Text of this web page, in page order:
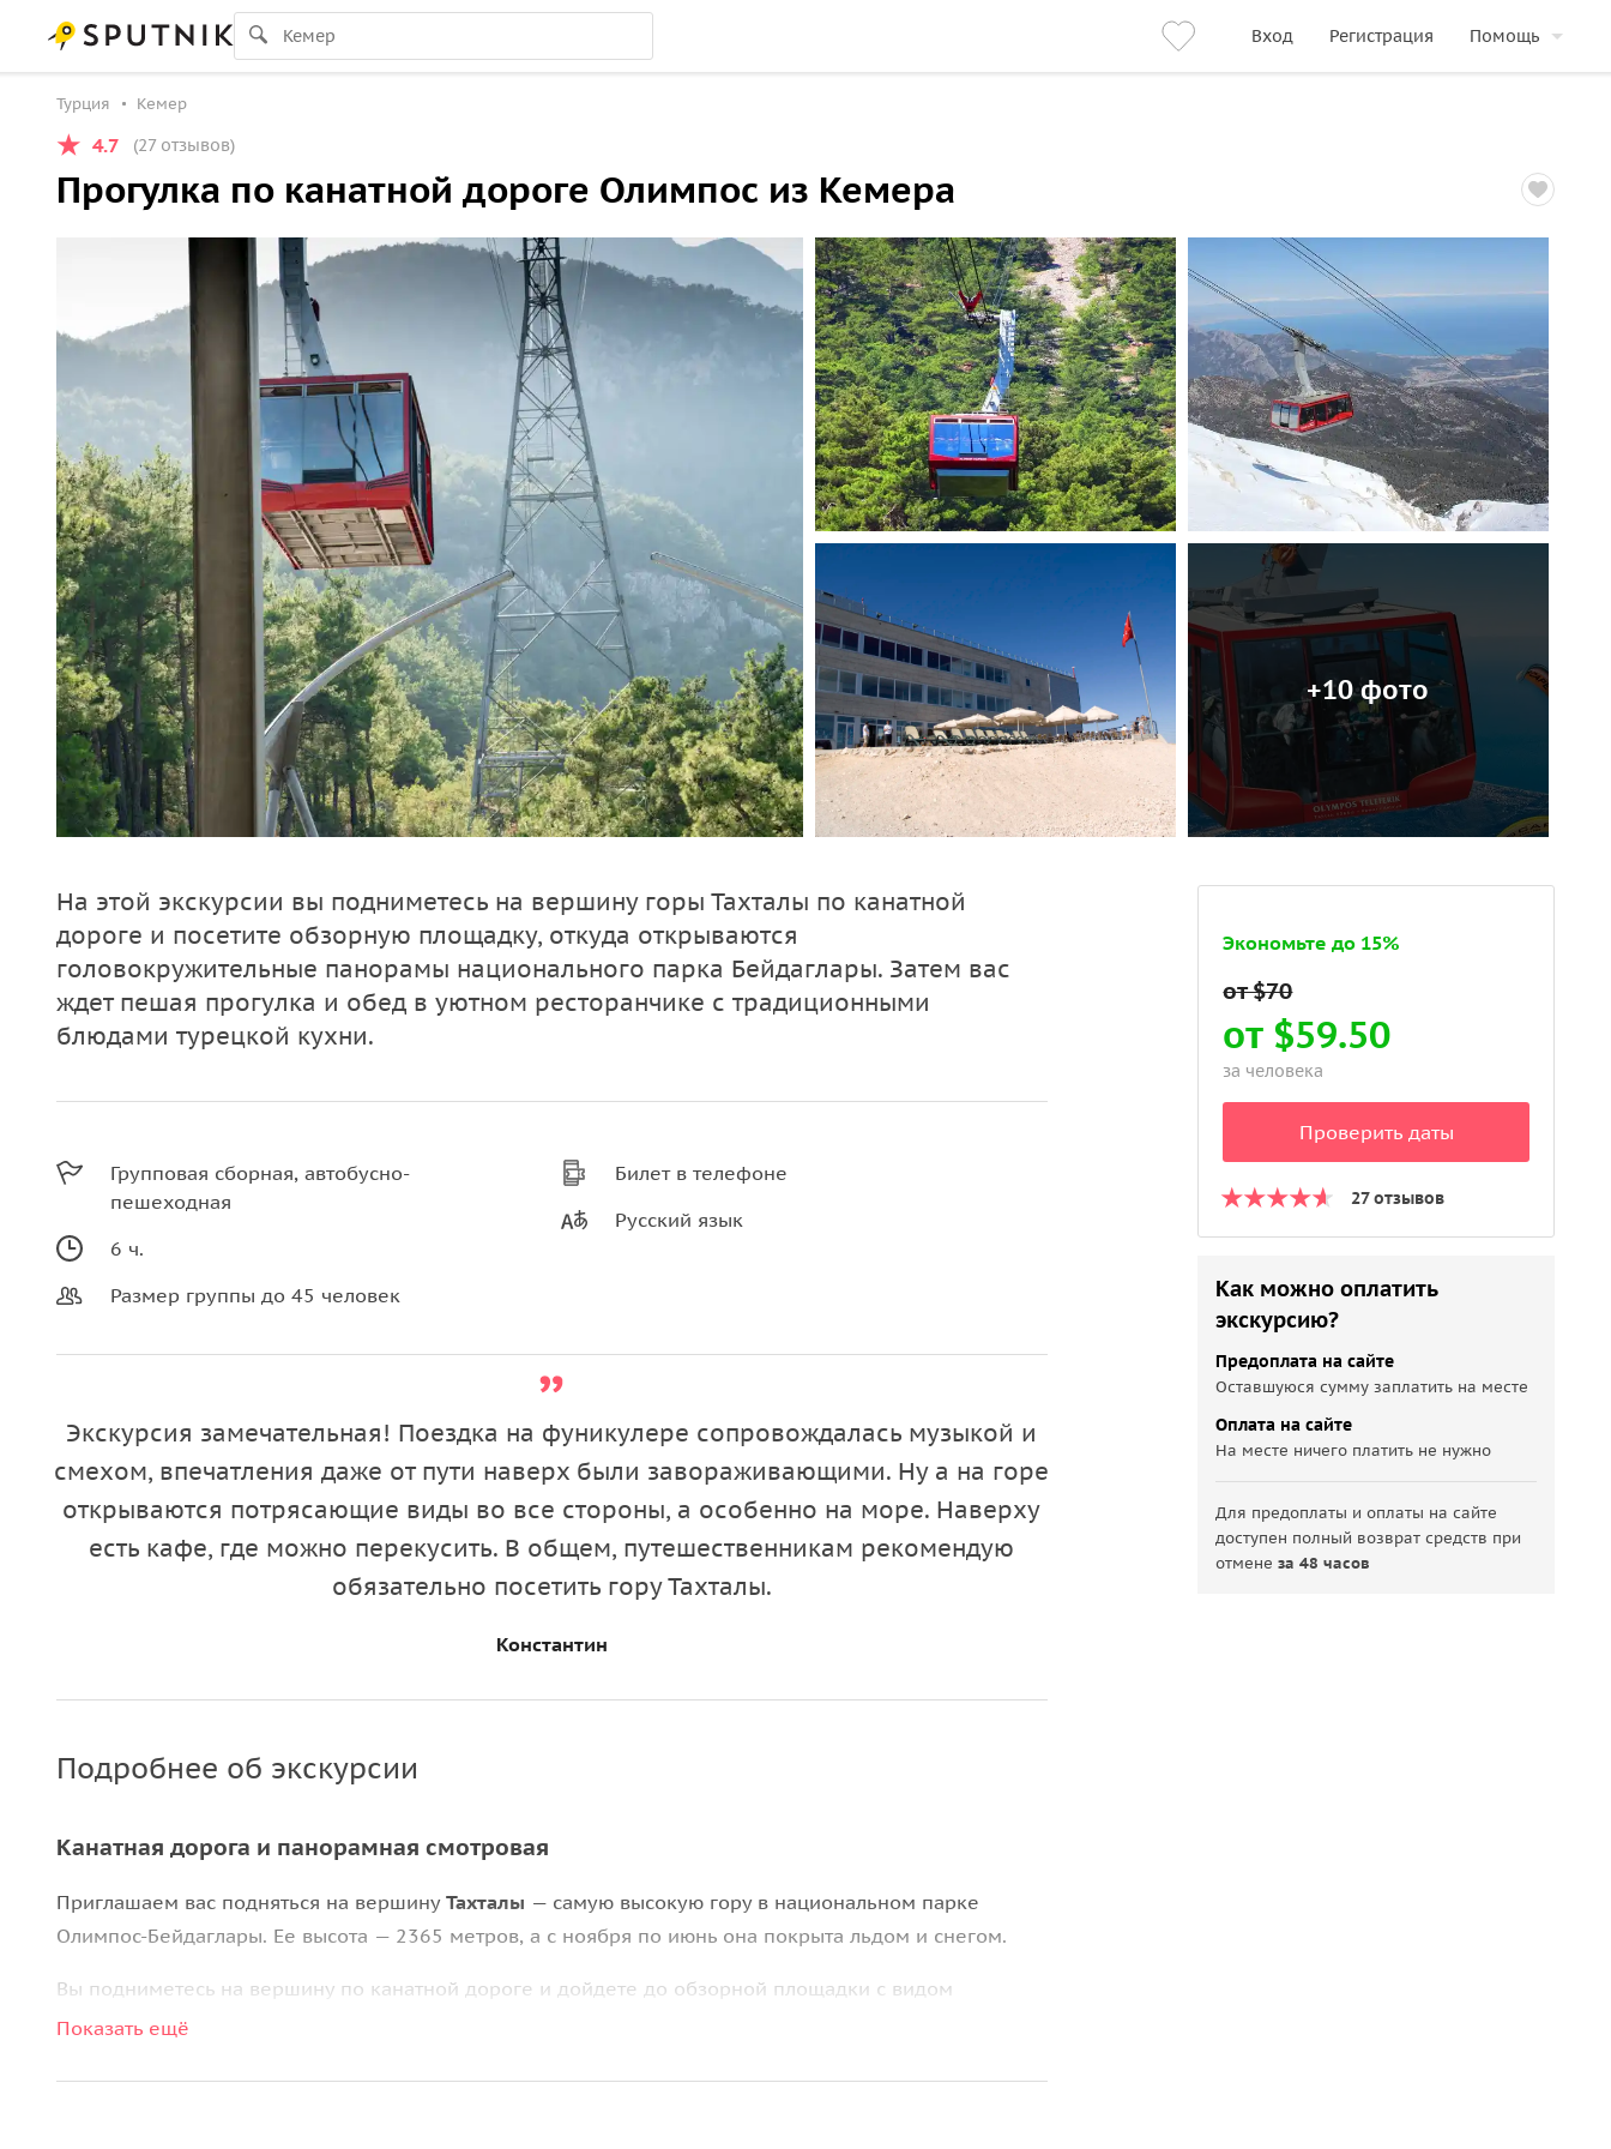
Вход Регистрация Помощь
Турция Кемер
4.7 (27 отзывов)
Прогулка по канатной дороге Олимпос из Кемера
+10 фото
На этой экскурсии вы подниметесь на вершину горы Тахталы по канатной
дороге и посетите обзорную площадку, откуда открываются
головокружительные панорамы национального парка Бейдаглары. Затем вас
ждет пешая прогулка и обед в уютном ресторанчике с традиционными
блюдами турецкой кухни.
Групповая сборная, автобусно-
пешеходная
6 ч.
Размер группы до 45 человек
Билет в телефоне
Русский язык
Экскурсия замечательная! Поездка на фуникулере сопровождалась музыкой и
смехом, впечатления даже от пути наверх были завораживающими. Ну а на горе
открываются потрясающие виды во все стороны, а особенно на море. Наверху
есть кафе, где можно перекусить. В общем, путешественникам рекомендую
обязательно посетить гору Тахталы.
Константин
Подробнее об экскурсии
Канатная дорога и панорамная смотровая
Приглашаем вас подняться на вершину Тахталы — самую высокую гору в национальном парке
Олимпос-Бейдаглары. Ее высота — 2365 метров, а с ноября по июнь она покрыта льдом и снегом.
Вы подниметесь на вершину по канатной дороге и дойдете до обзорной площадки с видом
нанациональный парк Бейдаглары
Показать ещё
Экономьте до 15%
от $59.50
за человека
Проверить даты
27 отзывов
Как можно оплатить
экскурсию?
Предоплата на сайте
Оставшуюся сумму заплатить на месте
Оплата на сайте
На месте ничего платить не нужно
Для предоплаты и оплаты на сайте
доступен полный возврат средств при
отменеза 48 часов